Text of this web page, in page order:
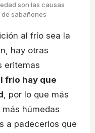
son las causas
sabañones
al frío sea la
hay otras
eritemas
frío hay que
, por lo que más
húmedas
a padecerlos que